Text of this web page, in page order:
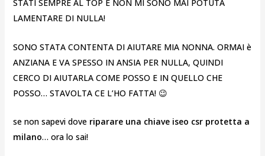
STATI SEMPRE AL TOP E NON MI SONO MAI POTUTA
LAMENTARE DI NULLA!
SONO STATA CONTENTA DI AIUTARE MIA NONNA. ORMAI è
ANZIANA E VA SPESSO IN ANSIA PER NULLA, QUINDI
CERCO DI AIUTARLA COME POSSO E IN QUELLO CHE
POSSO… STAVOLTA CE L’HO FATTA! 😉
se non sapevi dove riparare una chiave iseo csr protetta a
milano… ora lo sai!